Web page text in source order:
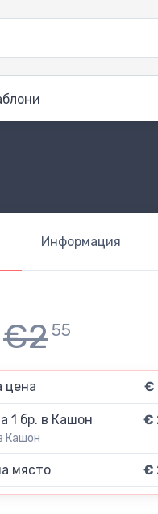
Информация
€2 55
цена €
1 бр. в Кашон
Кашон
€
място €